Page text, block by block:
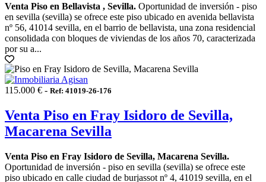
Venta Piso en Bellavista , Sevilla. Oportunidad de inversión - piso
en sevilla (sevilla) se ofrece este piso ubicado en avenida bellavista
nº 56, 41014 sevilla, en el barrio de bellavista, una zona residencial
consolidada con bloques de viviendas de los años 70, caracterizada
por su a...
115.000 € - Ref: 41019-26-176
Venta Piso en Fray Isidoro de Sevilla,
Macarena Sevilla
Venta Piso en Fray Isidoro de Sevilla, Macarena Sevilla.
Oportunidad de inversión - piso en sevilla (sevilla) se ofrece este
piso ubicado en calle ciudad de burjassot nº 4, 41019 sevilla, en el